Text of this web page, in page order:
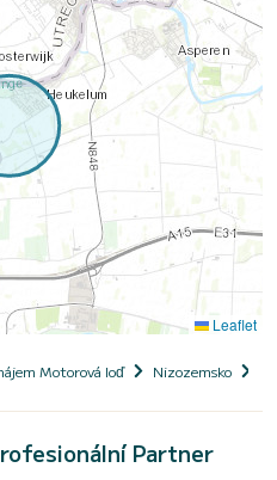
Leaflet
Motorová loď Nizozemsko
Partner